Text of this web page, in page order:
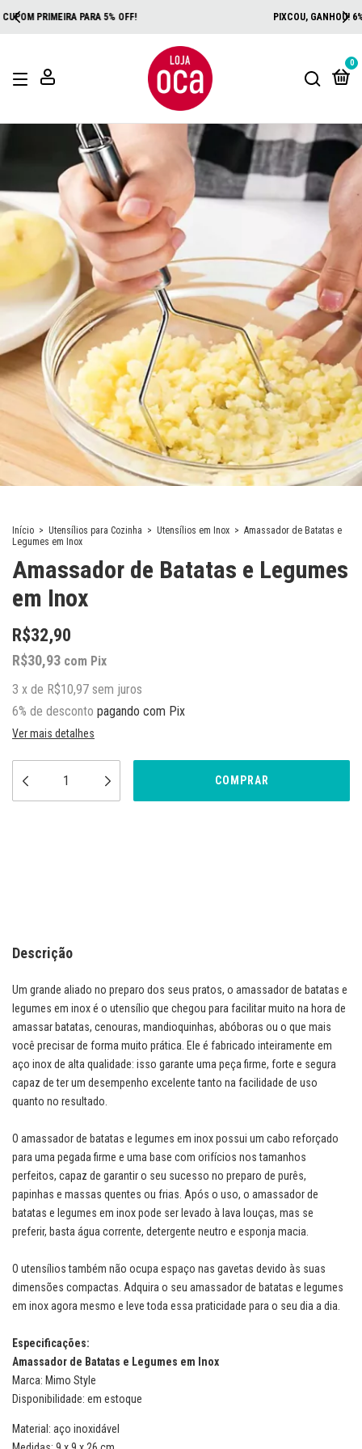
PIXCOU, GANHOU! 6% OFF NO PIX + PRESENTE!
0
Início > Utensílios para Cozinha > Utensílios em Inox > Amassador de Batatas e
Legumes em Inox
Amassador de Batatas e Legumes
em Inox
R$32,90
R$30,93 com Pix
3 x de R$10,97 sem juros
6% de desconto pagando com Pix
Ver mais detalhes
Descrição
Um grande aliado no preparo dos seus pratos, o amassador de batatas e
legumes em inox é o utensílio que chegou para facilitar muito na hora de
amassar batatas, cenouras, mandioquinhas, abóboras ou o que mais
você precisar de forma muito prática. Ele é fabricado inteiramente em
aço inox de alta qualidade: isso garante uma peça firme, forte e segura
capaz de ter um desempenho excelente tanto na facilidade de uso
quanto no resultado.
O amassador de batatas e legumes em inox possui um cabo reforçado
para uma pegada firme e uma base com orifícios nos tamanhos
perfeitos, capaz de garantir o seu sucesso no preparo de purês,
papinhas e massas quentes ou frias. Após o uso, o amassador de
batatas e legumes em inox pode ser levado à lava louças, mas se
preferir, basta água corrente, detergente neutro e esponja macia.
O utensílios também não ocupa espaço nas gavetas devido às suas
dimensões compactas. Adquira o seu amassador de batatas e legumes
em inox agora mesmo e leve toda essa praticidade para o seu dia a dia.
Especificações:
Amassador de Batatas e Legumes em Inox
Marca: Mimo Style
Disponibilidade: em estoque
Material: aço inoxidável